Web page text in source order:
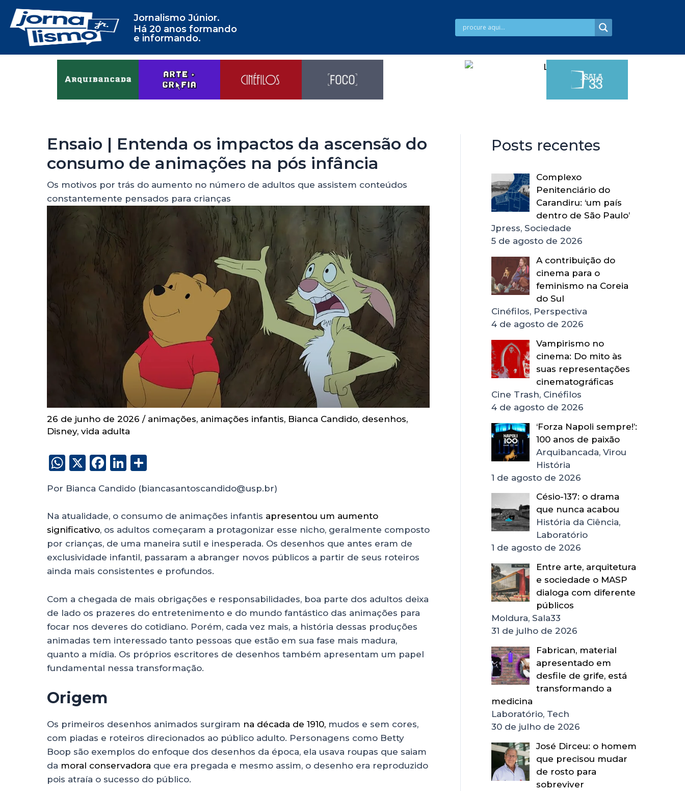
Jornalismo Júnior.
Há 20 anos formando
e informando.
Ensaio | Entenda os impactos da ascensão do
consumo de animações na pós infância
Os motivos por trás do aumento no número de adultos que assistem conteúdos
constantemente pensados para crianças
26 de junho de 2026 / animações, animações infantis, Bianca Candido, desenhos,
Disney, vida adulta
W
a
ts
A
p
p
X
F
c
e
b
o
o
k
Li
k
e
dI
n
a
re
Por Bianca Candido (biancasantoscandido@usp.br)
Na atualidade, o consumo de animações infantis apresentou um aumento
significativo, os adultos começaram a protagonizar esse nicho, geralmente composto
por crianças, de uma maneira sutil e inesperada. Os desenhos que antes eram de
exclusividade infantil, passaram a abranger novos públicos a partir de seus roteiros
ainda mais consistentes e profundos.
Com a chegada de mais obrigações e responsabilidades, boa parte dos adultos deixa
de lado os prazeres do entretenimento e do mundo fantástico das animações para
focar nos deveres do cotidiano. Porém, cada vez mais, a história dessas produções
animadas tem interessado tanto pessoas que estão em sua fase mais madura,
quanto a mídia. Os próprios escritores de desenhos também apresentam um papel
fundamental nessa transformação.
Origem
Os primeiros desenhos animados surgiram na década de 1910, mudos e sem cores,
com piadas e roteiros direcionados ao público adulto. Personagens como Betty
Boop são exemplos do enfoque dos desenhos da época, ela usava roupas que saiam
da moral conservadora que era pregada e mesmo assim, o desenho era reproduzido
pois atraía o sucesso do público.
Posts recentes
Complexo
Penitenciário do
Carandiru: ‘um país
dentro de São Paulo’
Jpress, Sociedade
5 de agosto de 2026
A contribuição do
cinema para o
feminismo na Coreia
do Sul
Cinéfilos, Perspectiva
4 de agosto de 2026
Vampirismo no
cinema: Do mito às
suas representações
cinematográficas
Cine Trash, Cinéfilos
4 de agosto de 2026
‘Forza Napoli sempre!’:
100 anos de paixão
Arquibancada, Virou
História
1 de agosto de 2026
Césio-137: o drama
que nunca acabou
História da Ciência,
Laboratório
1 de agosto de 2026
Entre arte, arquitetura
e sociedade o MASP
dialoga com diferente
públicos
Moldura, Sala33
31 de julho de 2026
Fabrican, material
apresentado em
desfile de grife, está
transformando a
medicina
Laboratório, Tech
30 de julho de 2026
José Dirceu: o homem
que precisou mudar
de rosto para
sobreviver